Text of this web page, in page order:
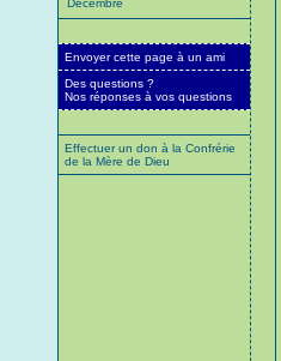
Décembre
Envoyer cette page à un ami
Des questions ?
Nos réponses à vos questions
Effectuer un don à la Confrérie
de la Mère de Dieu